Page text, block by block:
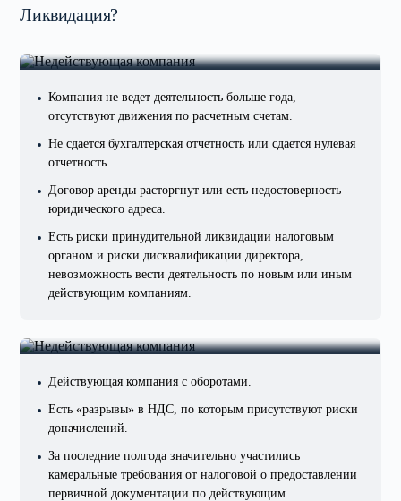
Ликвидация?
Компания не ведет деятельность больше года,
отсутствуют движения по расчетным счетам.
Не сдается бухгалтерская отчетность или сдается нулевая
отчетность.
Договор аренды расторгнут или есть недостоверность
юридического адреса.
Есть риски принудительной ликвидации налоговым
органом и риски дисквалификации директора,
невозможность вести деятельность по новым или иным
действующим компаниям.
Действующая компания с оборотами.
Есть «разрывы» в НДС, по которым присутствуют риски
доначислений.
За последние полгода значительно участились
камеральные требования от налоговой о предоставлении
первичной документации по действующим